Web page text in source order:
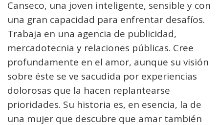
Canseco, una joven inteligente, sensible y con
una gran capacidad para enfrentar desafíos.
Trabaja en una agencia de publicidad,
mercadotecnia y relaciones públicas. Cree
profundamente en el amor, aunque su visión
sobre éste se ve sacudida por experiencias
dolorosas que la hacen replantearse
prioridades. Su historia es, en esencia, la de
una mujer que descubre que amar también